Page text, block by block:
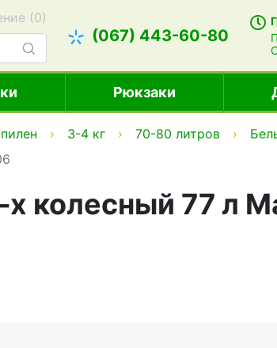
(0)
(067) 443-60-80
Рюкзаки
3-4 кг 70-80 литров
колесный 77 л